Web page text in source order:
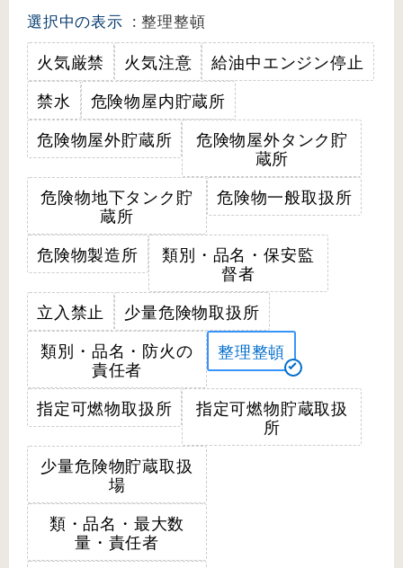
選択中の表示 : 整理整頓
火気厳禁 火気注意
給油中エンジン停止
禁水
危険物屋内貯蔵所
危険物屋外貯蔵所
危険物屋外タンク貯
蔵所
危険物地下タンク貯
蔵所
危険物一般取扱所
危険物製造所
類別・品名・保安監
督者
立入禁止
少量危険物取扱所
類別・品名・防火の
責任者
整理整頓
指定可燃物取扱所
指定可燃物貯蔵取扱
所
少量危険物貯蔵取扱
場
類・品名・最大数
量・責任者